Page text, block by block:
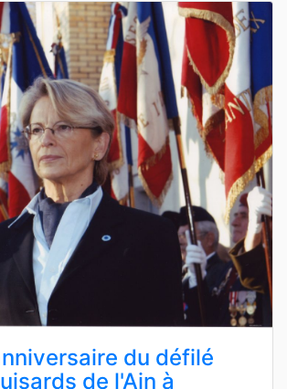
du défilé
de l'Ain à